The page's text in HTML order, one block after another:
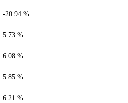
-20.94 %
5.73 %
6.08 %
5.85 %
6.21 %